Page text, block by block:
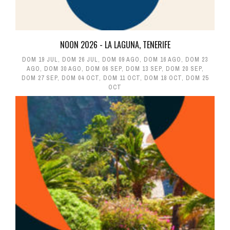
NOON 2026 - LA LAGUNA, TENERIFE
DOM 19 JUL, DOM 26 JUL, DOM 09 AGO, DOM 16 AGO, DOM 23
AGO, DOM 30 AGO, DOM 06 SEP, DOM 13 SEP, DOM 20 SEP,
DOM 27 SEP, DOM 04 OCT, DOM 11 OCT, DOM 18 OCT, DOM 25
OCT